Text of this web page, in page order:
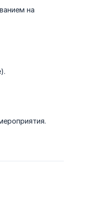
на